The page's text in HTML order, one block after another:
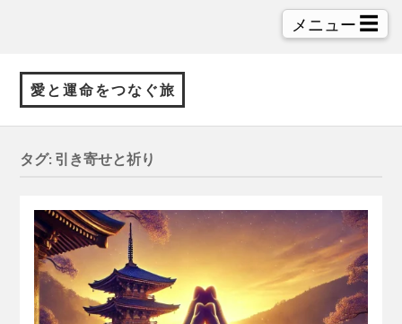
愛と運命をつなぐ旅
メニュー ☰
タグ: 引き寄せと祈り